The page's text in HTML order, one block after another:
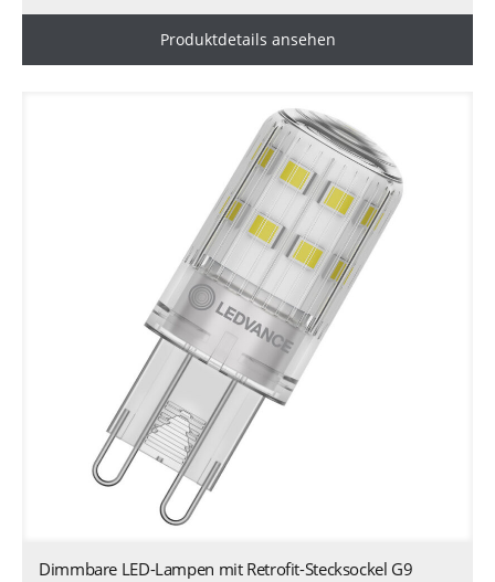
Produktdetails ansehen
Dimmbare LED-Lampen mit Retrofit-Stecksockel G9